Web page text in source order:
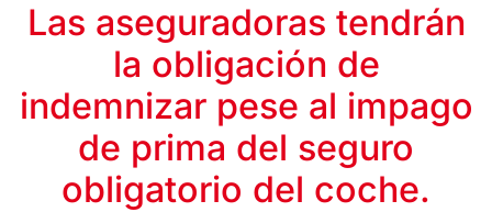
Las aseguradoras tendrán
la obligación de
indemnizar pese al impago
de prima del seguro
obligatorio del coche.